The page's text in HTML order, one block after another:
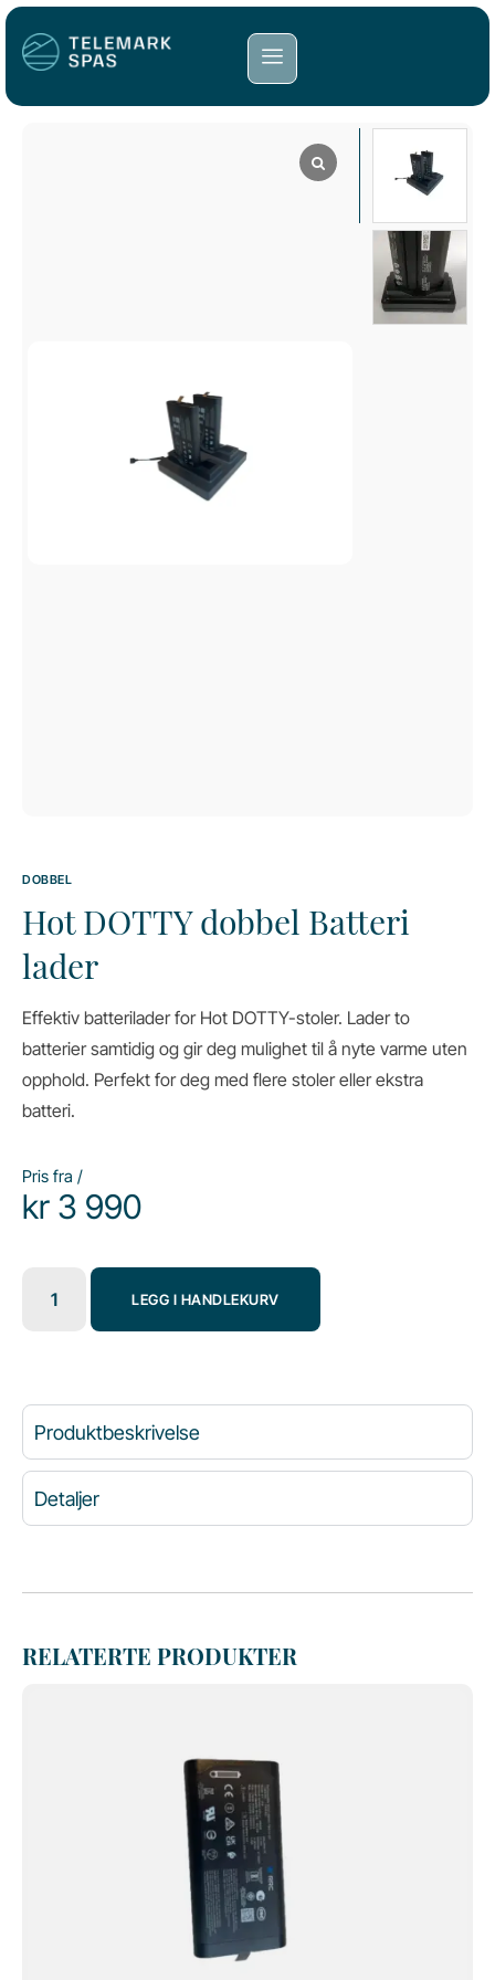
DOBBEL
Hot DOTTY dobbel Batteri
lader
Effektiv batterilader for Hot DOTTY-stoler. Lader to
batterier samtidig og gir deg mulighet til å nyte varme uten
opphold. Perfekt for deg med flere stoler eller ekstra
batteri.
Pris fra /
kr3 990
LEGG I HANDLEKURV
Produktbeskrivelse
Detaljer
RELATERTE PRODUKTER